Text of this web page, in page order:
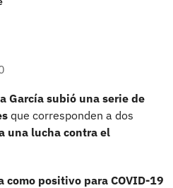
García subió una serie de
que corresponden a dos
una lucha contra el
como positivo para COVID-19